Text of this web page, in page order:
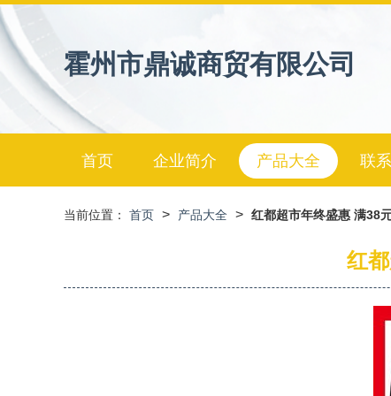
霍州市鼎诚商贸有限公司
首页 企业简介 产品大全 联
当前位置： 首页 > 产品大全 > 红都超市年终盛惠 满38
红